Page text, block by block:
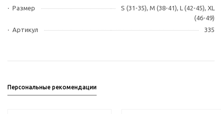
Размер
S (31-35), M (38-41), L (42-45), XL
(46-49)
Артикул
335
Персональные рекомендации